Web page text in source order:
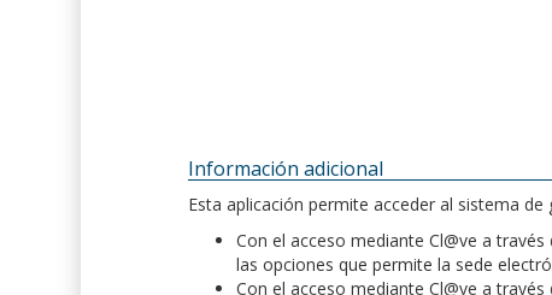
Información adicional
Esta aplicación permite acceder al sistema
Con el acceso mediante Cl@ve a
las opciones que permite la sede
Con el acceso mediante Cl@ve a